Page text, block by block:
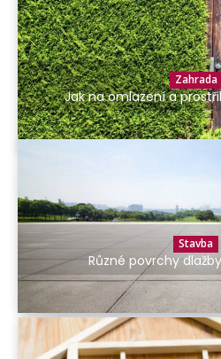
Zahrada
Jak na omlazení a
Stavba
Různé povrchy